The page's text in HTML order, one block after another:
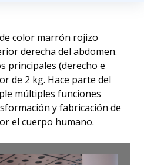
color marrón rojizo
derecha del abdomen.
principales (derecho e
de 2 kg. Hace parte del
múltiples funciones
y fabricación de
el cuerpo humano.